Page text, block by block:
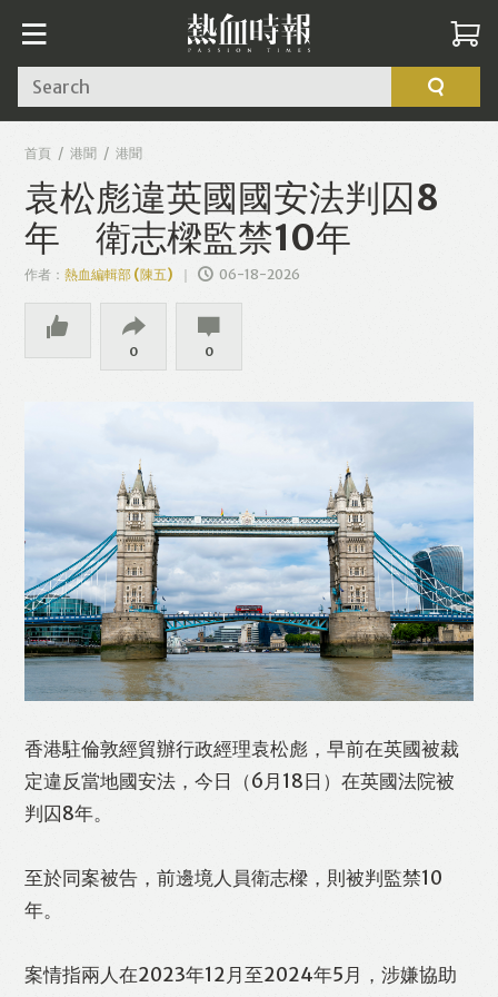
Like Facebook Twitter Line
WhatsApp Email Print
Search
首頁 港聞 港聞
袁松彪違英國國安法判囚8
年 衛志樑監禁10年
作者：熱血編輯部 (陳五) 06-18-2026
0 0
香港駐倫敦經貿辦行政經理袁松彪，早前在英國被裁
定違反當地國安法，今日（6月18日）在英國法院被
判囚8年。
至於同案被告，前邊境人員衛志樑，則被判監禁10
年。
案情指兩人在2023年12月至2024年5月，涉嫌協助